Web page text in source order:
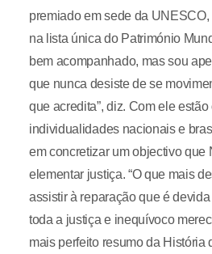
premiado em sede da
na lista única do Património
bem acompanhado, mas sou
que nunca desiste de se
que acredita”, diz. Com ele estão
individualidades nacionais e
em concretizar um objectivo que
elementar justiça. “O que mais
assistir à reparação que é
toda a justiça e inequívoco
mais perfeito resumo da História